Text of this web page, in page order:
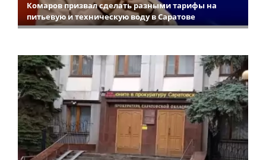
Комаров призвал сделать разными тарифы на
питьевую и техническую воду в Саратове